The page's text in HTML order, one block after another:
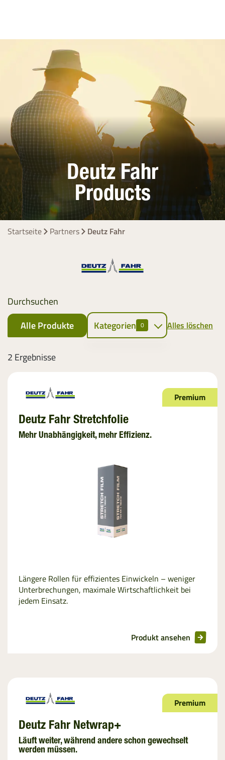
Deutz Fahr
Products
Startseite Partners Deutz Fahr
Durchsuchen
Alle Produkte
Kategorien 0
Bindegarn
Stretchfolie
Netzersatzfolie
Alles löschen
2 Ergebnisse
Premium
Deutz Fahr Stretchfolie
Mehr Unabhängigkeit, mehr Effizienz.
Längere Rollen für effizientes Einwickeln – weniger
Unterbrechungen, maximale Wirtschaftlichkeit bei
jedem Einsatz.
Produkt ansehen
Premium
Deutz Fahr Netwrap+
Läuft weiter, während andere schon gewechselt
werden müssen.